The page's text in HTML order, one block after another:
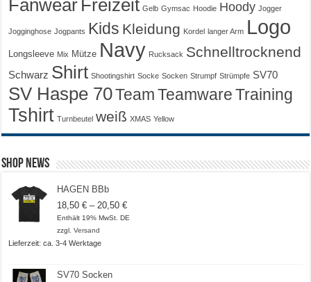
Fanwear Freizeit Gelb Gymsac Hoodie Hoody Jogger
Jogginghose Jogpants Kids Kleidung Kordel langer Arm Logo
Longsleeve Mix Mütze Navy Rucksack Schnelltrocknend
Schwarz Shirt Shootingshirt Socke Socken Strumpf Strümpfe SV70
SV Haspe 70Team Teamware Training
Tshirt Turnbeutel weiß XMAS Yellow
Shop News
HAGEN BBb
18,50€ – 20,50€Preisspanne:
18,50 €
Enthält 19% MwSt. DE
zzgl.Versand
Lieferzeit: ca. 3-4 Werktage
SV70 Socken